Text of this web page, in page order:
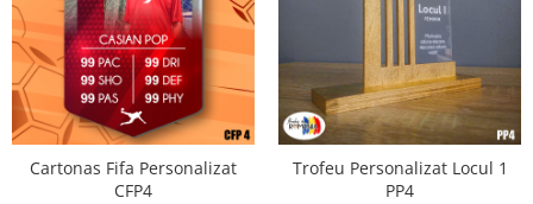
Cartonas Fifa Personalizat
CFP4
Trofeu Personalizat Locul 1
PP4